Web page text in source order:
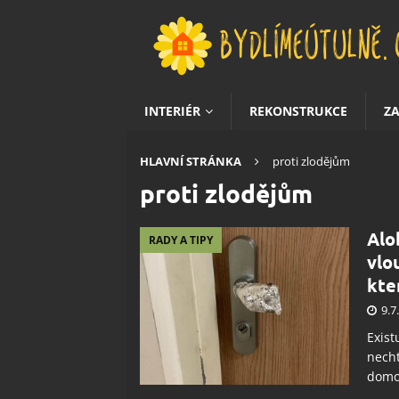
INTERIÉR REKONSTRUKCE
HLAVNÍ STRÁNKA proti zlodějům
proti zlodějům
RADY A TIPY